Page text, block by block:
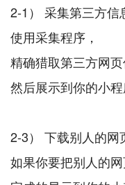
2-1） 采集第三方信
使用采集程序，
精确猎取第三方网页
然后展示到你的小程
2-3） 下载别人的网
如果你要把别人的网